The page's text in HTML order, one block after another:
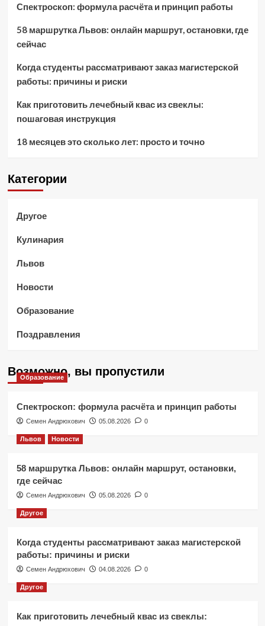
Спектроскоп: формула расчёта и принцип работы
58 маршрутка Львов: онлайн маршрут, остановки, где
сейчас
Когда студенты рассматривают заказ магистерской
работы: причины и риски
Как приготовить лечебный квас из свеклы:
пошаговая инструкция
18 месяцев это сколько лет: просто и точно
Категории
Другое
Кулинария
Львов
Новости
Образование
Поздравления
Возможно, вы пропустили
Образование
Спектроскоп: формула расчёта и принцип работы
Семен Андрюхович 05.08.2026 0
Львов Новости
58 маршрутка Львов: онлайн маршрут, остановки,
где сейчас
Семен Андрюхович 05.08.2026 0
Другое
Когда студенты рассматривают заказ магистерской
работы: причины и риски
Семен Андрюхович 04.08.2026 0
Другое
Как приготовить лечебный квас из свеклы: